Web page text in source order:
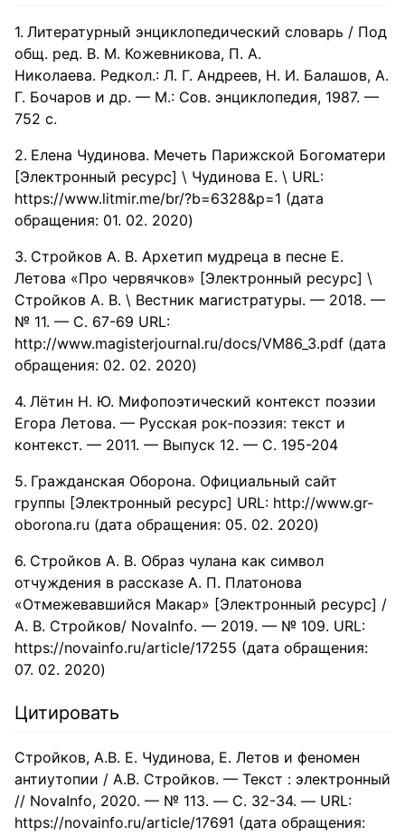
Литературный энциклопедический словарь / Под
общ. ред. В. М. Кожевникова, П. А.
Николаева. Редкол.: Л. Г. Андреев, Н. И. Балашов, А.
Г. Бочаров и др. — М.: Сов. энциклопедия, 1987. —
752 с.
Елена Чудинова. Мечеть Парижской Богоматери
[Электронный ресурс] \ Чудинова Е. \ URL:
https://www.litmir.me/br/?b=6328&p=1 (дата
обращения: 01. 02. 2020)
Стройков А. В. Архетип мудреца в песне Е.
Летова «Про червячков» [Электронный ресурс] \
Стройков А. В. \ Вестник магистратуры. — 2018. —
№ 11. — С. 67-69 URL:
http://www.magisterjournal.ru/docs/VM86_3.pdf (дата
обращения: 02. 02. 2020)
Лётин Н. Ю. Мифопоэтический контекст поэзии
Егора Летова. — Русская рок-поэзия: текст и
контекст. — 2011. — Выпуск 12. — С. 195-204
Гражданская Оборона. Официальный сайт
группы [Электронный ресурс] URL: http://www.gr-
oborona.ru (дата обращения: 05. 02. 2020)
Стройков А. В. Образ чулана как символ
отчуждения в рассказе А. П. Платонова
«Отмежевавшийся Макар» [Электронный ресурс] /
А. В. Стройков/ NovaInfo. — 2019. — № 109. URL:
https://novainfo.ru/article/17255 (дата обращения:
07. 02. 2020)
Цитировать
Стройков, А.В. Е. Чудинова, Е. Летов и феномен
антиутопии / А.В. Стройков. — Текст : электронный
// NovaInfo, 2020. — № 113. — С. 32-34. — URL:
https://novainfo.ru/article/17691 (дата обращения: